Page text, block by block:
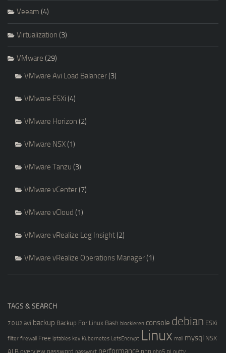
Veeam (4)
Virtualization (3)
VMware (29)
VMware Avi Load Balancer(3)
VMware ESXi (4)
VMware Horizon (2)
VMware NSX(1)
VMware Tanzu (3)
VMware vCenter(7)
VMware vCloud (1)
VMware vRealize Log Insight(2)
VMware vRealize Operations Manager(1)
TAGS & SEARCH
7.0 U2 avi backup Backup For Linux Bash blockieren console debian ESXi
filter firewall Free iptables key Kubernetes LetsEncrypt Linux mail mysql NSX
ALB overview password performance php pi